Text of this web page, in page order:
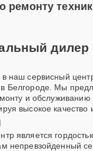
ремонту
дилер
наш сервисный
Белгороде. Мы
и обслуживанию
высокое
является
непревзойденный